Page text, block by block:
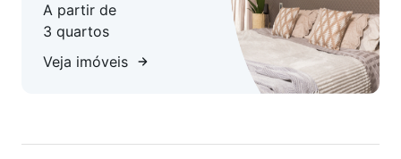
A partir de
3 quartos
Veja imóveis